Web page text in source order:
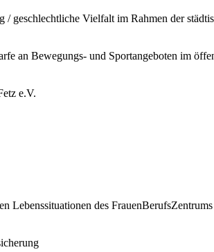
geschlechtliche Vielfalt im Rahmen der
an Bewegungs- und Sportangeboten im
e.V.
Lebenssituationen des